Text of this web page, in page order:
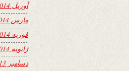
آوریل 2014
مارس 2014
فوریه 2014
ژانویه 2014
دسامبر 2013